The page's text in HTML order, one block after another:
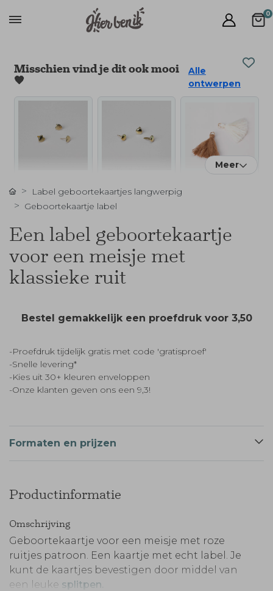
0
Misschien vind je dit ook mooi
🧡
Alle
ontwerpen
Meer
Label geboortekaartjes langwerpig
Geboortekaartje label
Een label geboortekaartje
voor een meisje met
klassieke ruit
Bestel gemakkelijk een proefdruk voor 3,50
-Proefdruk tijdelijk gratis met code 'gratisproef'
-Snelle levering*
-Kies uit 30+ kleuren enveloppen
-Onze klanten geven ons een 9,3!
Formaten en prijzen
Productinformatie
Omschrijving
Geboortekaartje voor een meisje met roze
ruitjes patroon. Een kaartje met echt label. Je
kunt de kaartjes bevestigen door middel van
een leuke splitpen.